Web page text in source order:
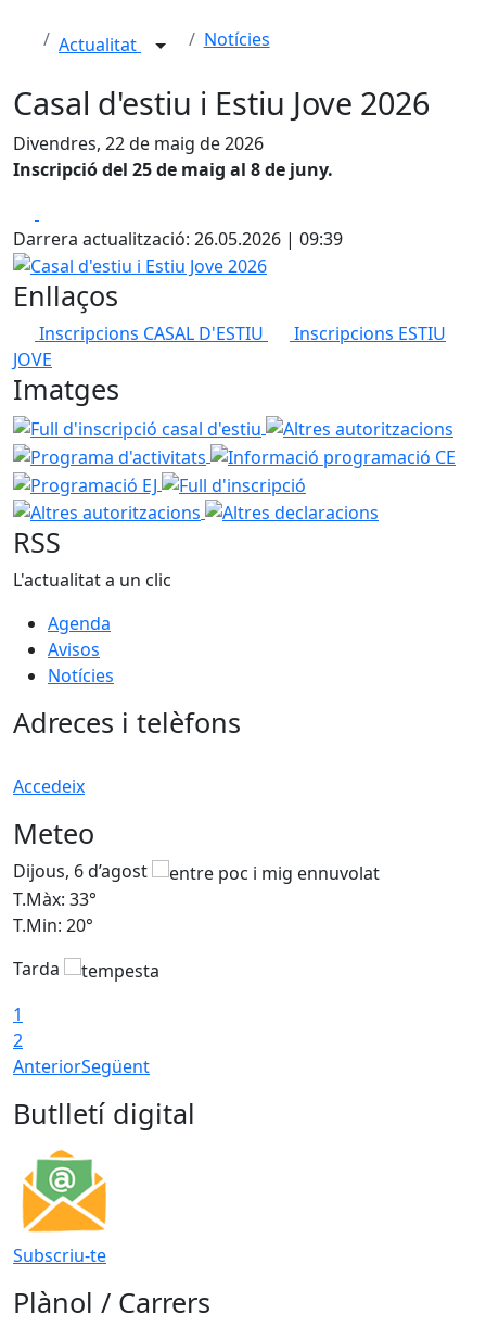
Actualitat Notícies
Casal d'estiu i Estiu Jove 2026
Divendres, 22 de maig de 2026
Inscripció del 25 de maig al 8 de juny.
Darrera actualització: 26.05.2026 | 09:39
Casal d'estiu i Estiu Jove 2026
Enllaços
Inscripcions CASAL D'ESTIU
Inscripcions ESTIU
JOVE
Imatges
Full d'inscripció casal d'estiu Altres autoritzacions
Informació programació CE
Full d'inscripció
Altres declaracions
RSS
L'actualitat a un clic
Agenda
Avisos
Notícies
Adreces i telèfons
Accedeix
Meteo
Dijous, 6 d’agost
T.Màx: 33°
T.Min: 20°
Tarda
1
2
AnteriorSegüent
Butlletí digital
Subscriu-te
Plànol / Carrers